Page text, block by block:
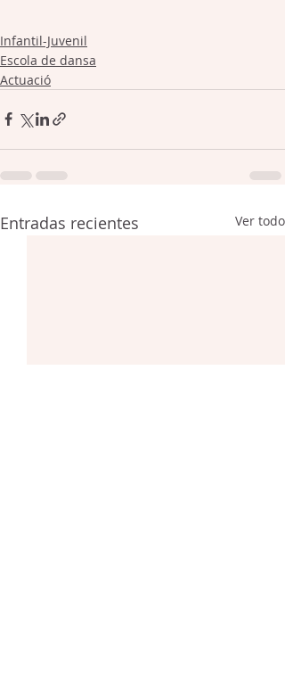
Infantil-Juvenil
Escola de dansa
Actuació
Entradas recientes Ver todo